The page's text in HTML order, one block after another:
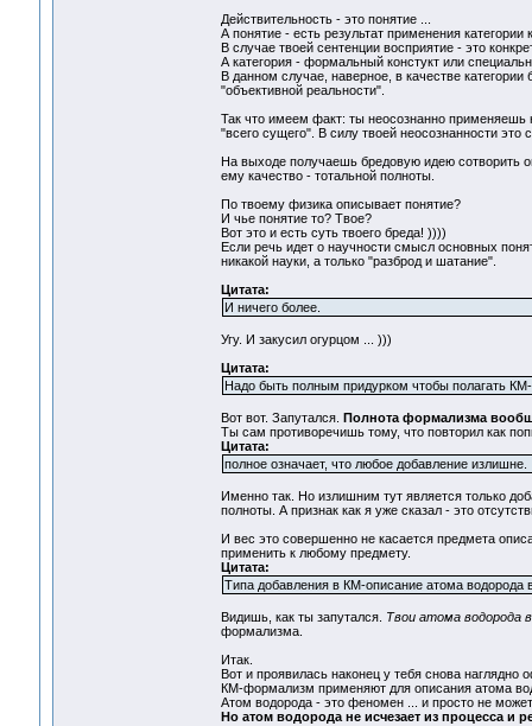
Действительность - это понятие ...
А понятие - есть результат применения категории
В случае твоей сентенции восприятие - это
А категория - формальный констукт или
В данном случае, наверное, в качестве
"объективной реальности".
Так что имеем факт: ты неосознанно
"всего сущего". В силу твоей неосознанности это
На выходе получаешь бредовую идею сотворить
ему качество - тотальной полноты.
По твоему физика описывает понятие?
И чье понятие то? Твое?
Вот это и есть суть твоего бреда! ))))
Если речь идет о научности смысл основных
никакой науки, а только "разброд и шатание".
Цитата:
И ничего более.
Угу. И закусил огурцом ... )))
Цитата:
Надо быть полным придурком чтобы полагать
Вот вот. Запутался.
Полнота формализма
Ты сам противоречишь тому, что повторил как
Цитата:
полное означает, что любое добавление излишне.
Именно так. Но излишним тут является только
полноты. А признак как я уже сказал - это
И вес это совершенно не касается предмета
применить к любому предмету.
Цитата:
Типа добавления в КМ-описание атома водорода
Видишь, как ты запутался. Твои атома водорода
формализма.
Итак.
Вот и проявилась наконец у тебя снова
КМ-формализм применяют для описания атома
Атом водорода - это феномен ... и просто не
Но атом водорода не исчезает из процесса и